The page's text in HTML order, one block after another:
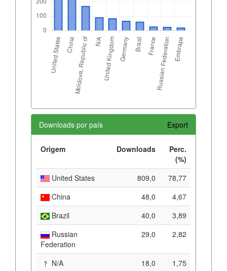
Downloads por país Export
Origem Downloads
Perc.
(%)
United States
809,0
78,77
China
48,0
4,67
Brazil
40,0
3,89
Russian
Federation
29,0 2,82
N/A 18,0
1,75